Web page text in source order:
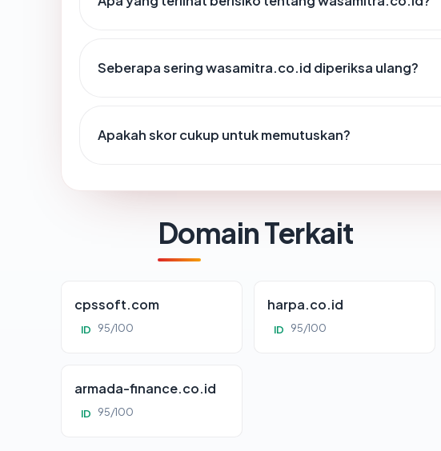
Seberapa sering wasamitra.co.id diperiksa ulang?
Apakah skor cukup untuk memutuskan?
Domain Terkait
cpssoft.com
ID 95/100
harpa.co.id
ID 95/100
armada-finance.co.id
ID 95/100